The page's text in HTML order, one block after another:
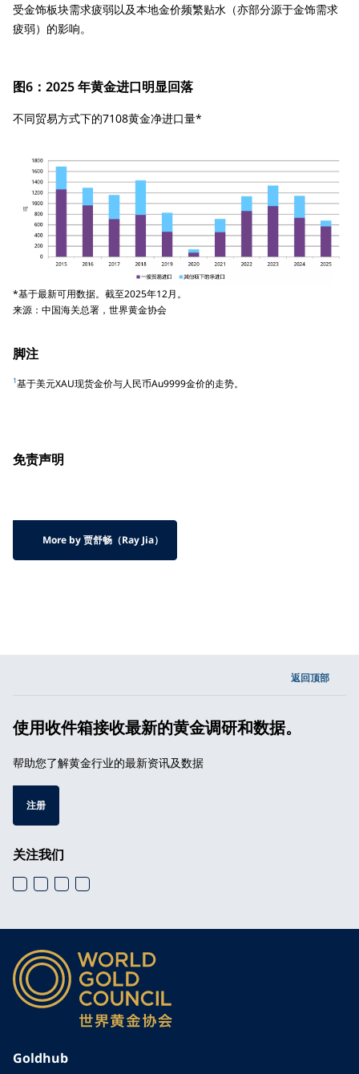
受金饰板块需求疲弱以及本地金价频繁贴水（亦部分源于金饰需求
疲弱）的影响。
图6：2025 年黄金进口明显回落
不同贸易方式下的7108黄金净进口量*
*基于最新可用数据。截至2025年12月。
来源：中国海关总署，世界黄金协会
脚注
1基于美元XAU现货金价与人民币Au9999金价的走势。
免责声明
More by 贾舒畅（Ray Jia）
返回顶部
使用收件箱接收最新的黄金调研和数据。
帮助您了解黄金行业的最新资讯及数据
注册
关注我们
Goldhub